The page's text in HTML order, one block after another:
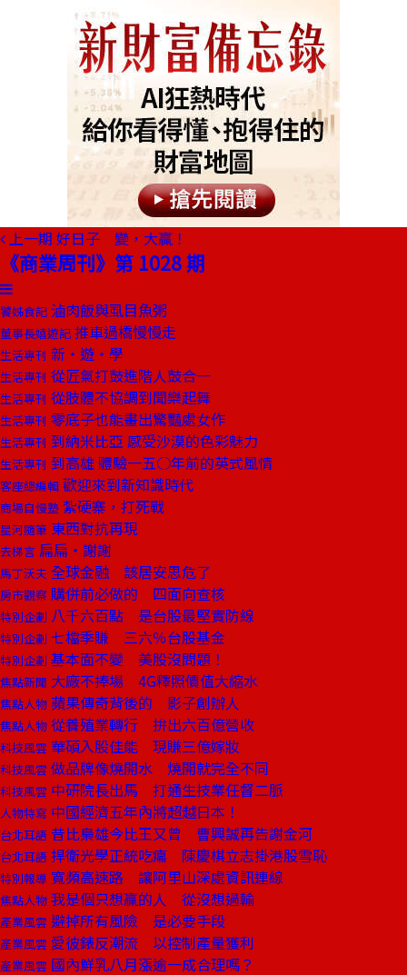
上一期 好日子 變，大贏！
《商業周刊》第 1028 期
饕姊食記 滷肉飯與虱目魚粥
董事長嬉遊記 推車過橋慢慢走
生活專刊 新‧遊‧學
生活專刊 從匠氣打鼓進階人鼓合一
生活專刊 從肢體不協調到聞樂起舞
生活專刊 零底子也能畫出驚豔處女作
生活專刊 到納米比亞 感受沙漠的色彩魅力
生活專刊 到高雄 體驗一五○年前的英式風情
客座總編輯 歡迎來到新知識時代
商場自慢塾 紮硬寨，打死戰
星河隨筆 東西對抗再現
去梯言 扁扁‧謝謝
馬丁沃夫 全球金融 該居安思危了
房市觀察 購併前必做的 四面向查核
特別企劃 八千六百點 是台股最堅實防線
特別企劃 七檔季賺 三六％台股基金
特別企劃 基本面不變 美股沒問題！
焦點新聞 大廠不捧場 4G釋照價值大縮水
焦點人物 蘋果傳奇背後的 影子創辦人
焦點人物 從養殖業轉行 拚出六百億營收
科技風雲 華碩入股佳能 現賺三億嫁妝
科技風雲 做品牌像燒開水 燒開就完全不同
科技風雲 中研院長出馬 打通生技業任督二脈
人物特寫 中國經濟五年內將超越日本！
台北耳語 昔比梟雄今比王又曾 曹興誠再告謝金河
台北耳語 捍衛光學正統吃癟 陳慶棋立志掛港股雪恥
特別報導 寬頻高速路 讓阿里山深處資訊連線
焦點人物 我是個只想贏的人 從沒想過輸
產業風雲 避掉所有風險 是必要手段
產業風雲 愛彼錶反潮流 以控制產量獲利
產業風雲 國內鮮乳八月漲逾一成合理嗎？